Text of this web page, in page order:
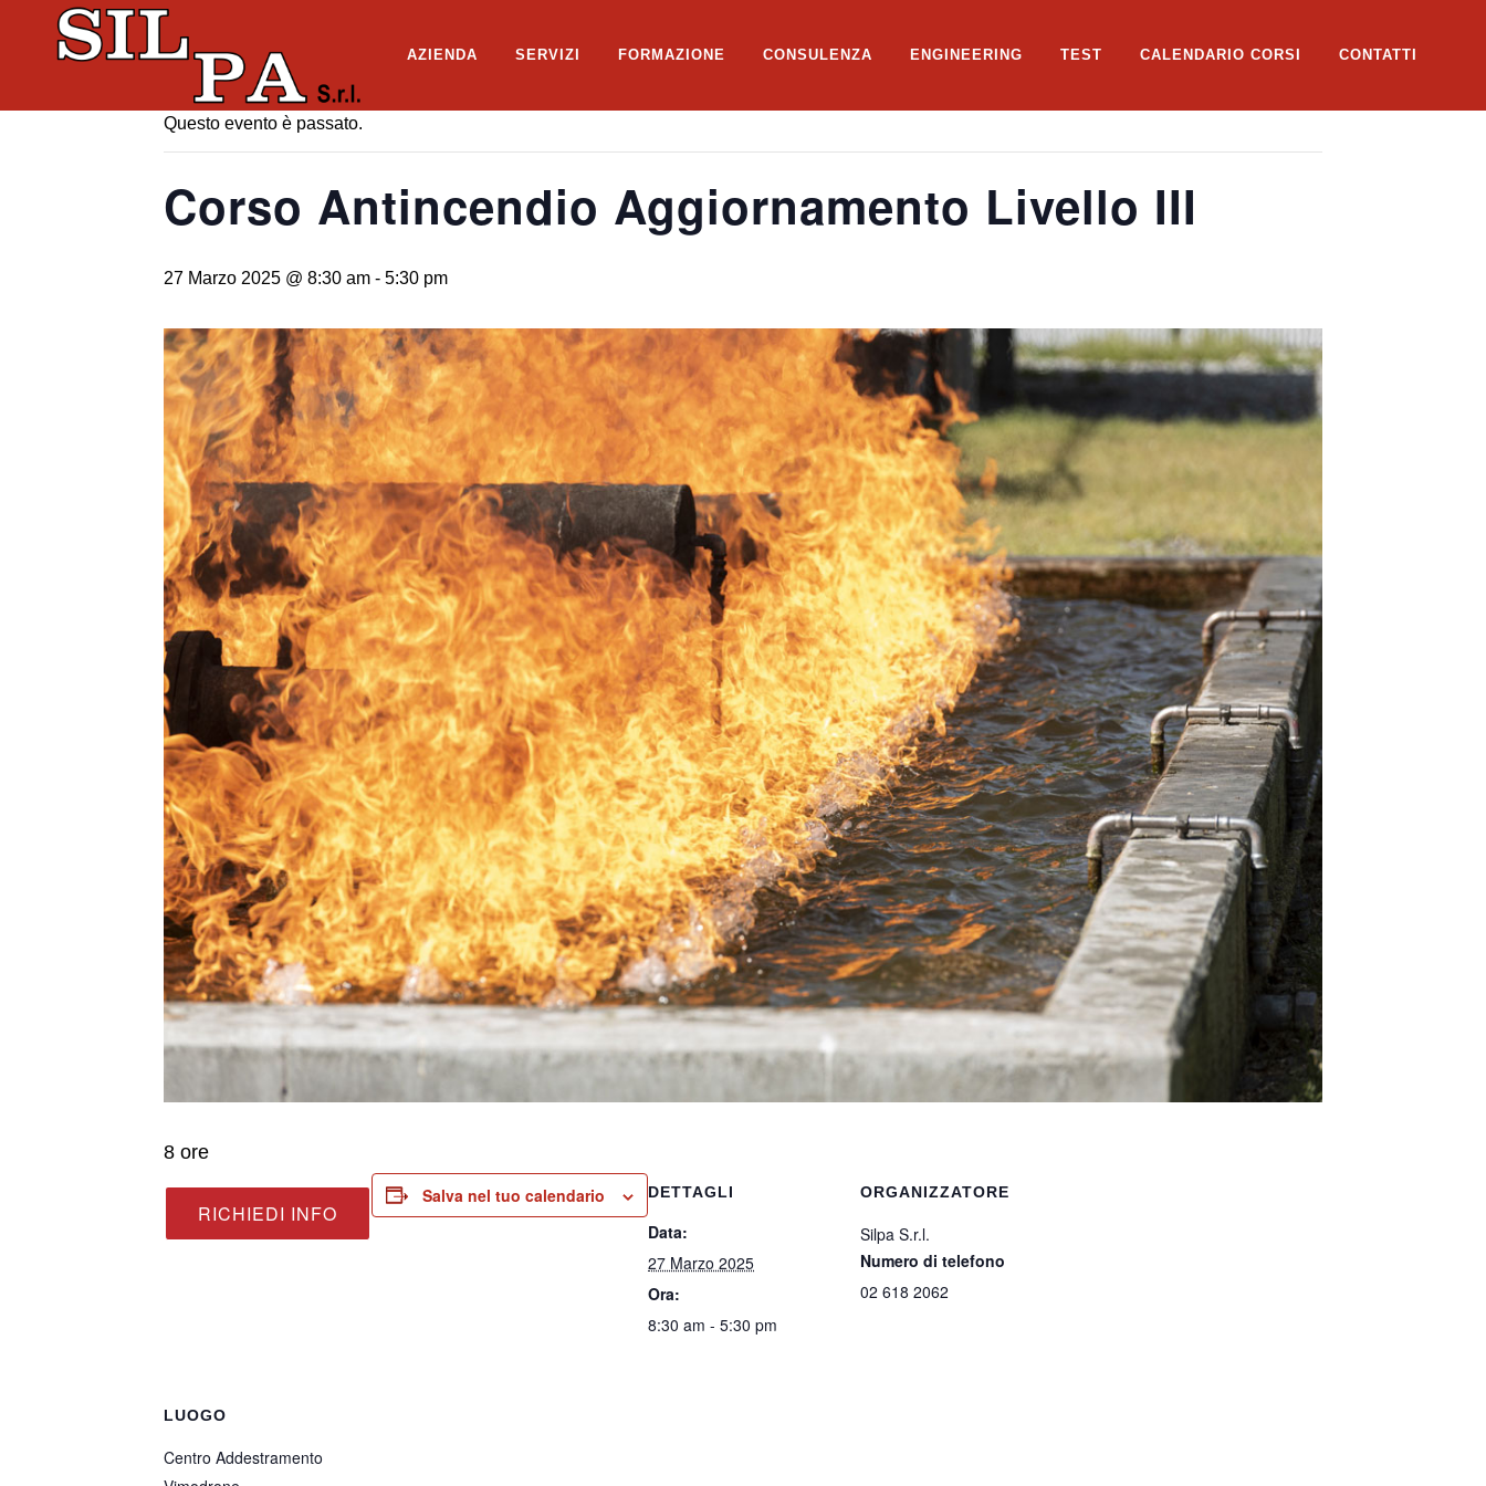
AZIENDA SERVIZI FORMAZIONE CONSULENZA ENGINEERING TEST CALENDARIO CORSI CONTATTI
« Tutti gli Eventi
Questo evento è passato.
Corso Antincendio Aggiornamento Livello III
27 Marzo 2025 @ 8:30 am - 5:30 pm
8 ore
RICHIEDI INFO
Salva nel tuo calendario DETTAGLI
Data:
27 Marzo 2025
Ora:
8:30 am - 5:30 pm
ORGANIZZATORE
Silpa S.r.l.
Numero di telefono
02 618 2062
LUOGO
Centro Addestramento